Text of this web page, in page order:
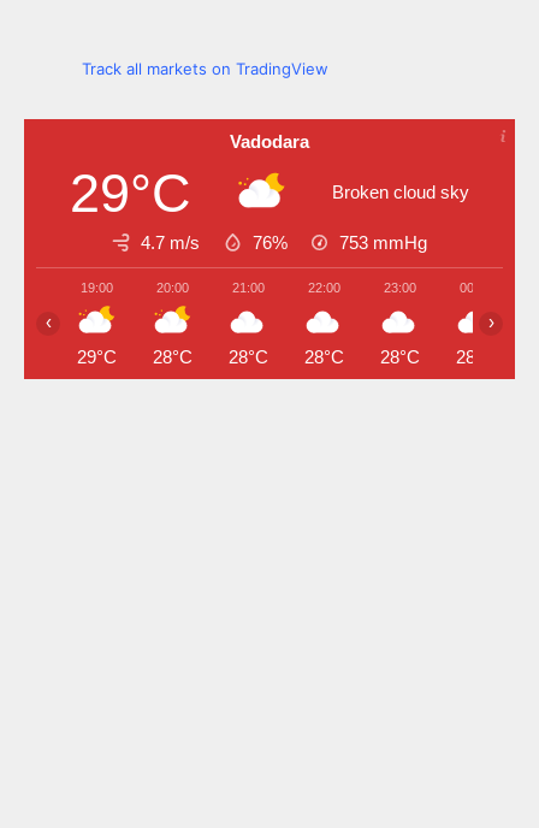
Track all markets on TradingView
Vadodara
29°C Broken cloud sky
4.7 m/s 76% 753 mmHg
19:00
29°C
20:00
28°C
21:00
28°C
22:00
28°C
23:00
28°C
00:00
28°C
‹ ›